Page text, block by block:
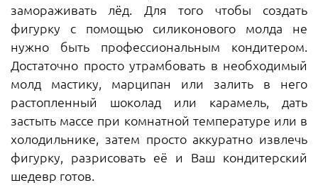
замораживать лёд. Для того чтобы создать
фигурку с помощью силиконового молда не
нужно быть профессиональным кондитером.
Достаточно просто утрамбовать в необходимый
молд мастику, марципан или залить в него
растопленный шоколад или карамель, дать
застыть массе при комнатной температуре или в
холодильнике, затем просто аккуратно извлечь
фигурку, разрисовать её и Ваш кондитерский
шедевр готов.